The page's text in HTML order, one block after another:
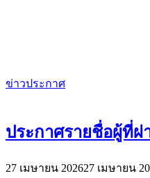
ข่าวประกาศ
ประกาศรายชื่อผู้ที่
27 เมษายน 202627 เมษายน